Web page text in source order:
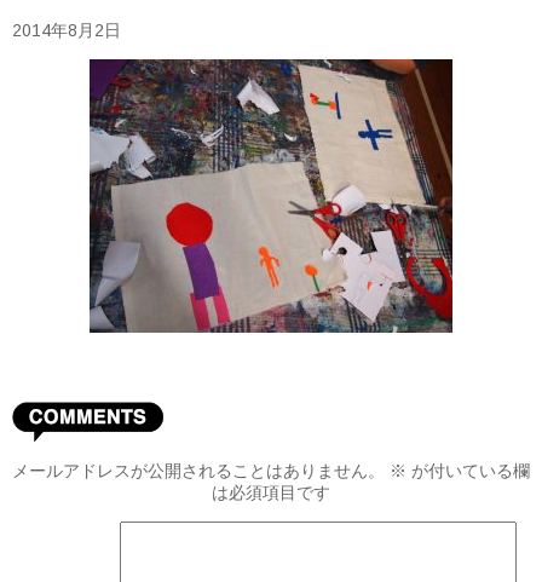
2014年8月2日
メールアドレスが公開されることはありません。 ※ が付いている欄
は必須項目です